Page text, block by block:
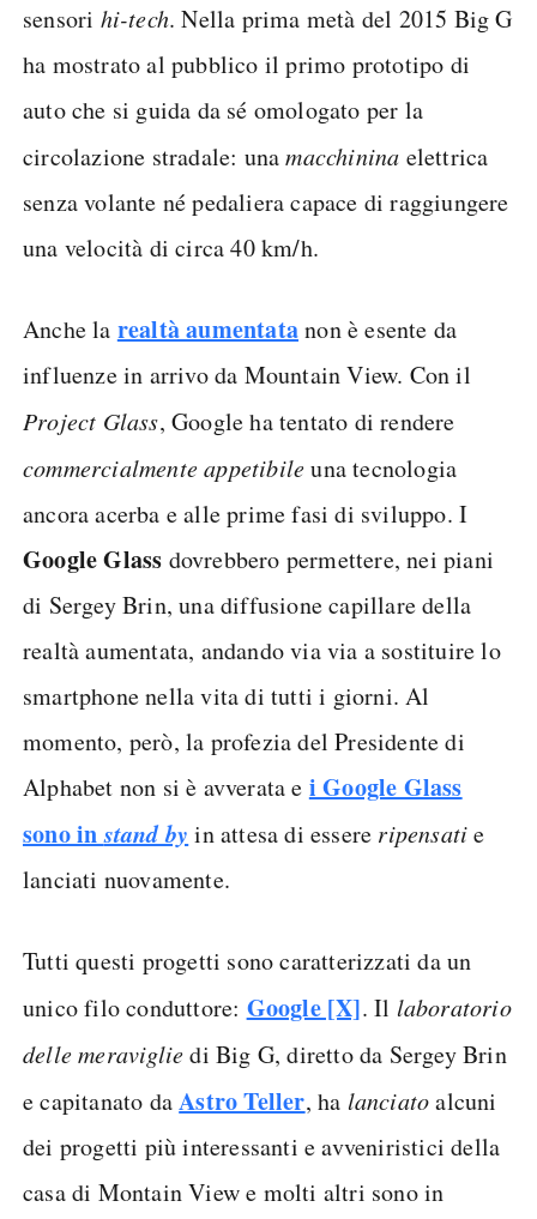
sensori hi-tech. Nella prima metà del 2015 Big G
ha mostrato al pubblico il primo prototipo di
auto che si guida da sé omologato per la
circolazione stradale: unamacchinina elettrica
senza volante né pedaliera capace di raggiungere
una velocità di circa 40 km/h.
Anche la realtà aumentatanon è esente da
influenze in arrivo da Mountain View. Con il
Project Glass, Google ha tentato di rendere
commercialmente appetibileuna tecnologia
ancora acerba e alle prime fasi di sviluppo. I
Google Glass dovrebbero permettere, nei piani
di Sergey Brin, una diffusione capillare della
realtà aumentata, andando via via a sostituire lo
smartphone nella vita di tutti i giorni. Al
momento, però, la profezia del Presidente di
Alphabet non si è avverata e i Google Glass
sono instand by in attesa di essere ripensatie
lanciati nuovamente.
Tutti questi progetti sono caratterizzati da un
unico filo conduttore: Google [X]. Il laboratorio
delle meravigliedi Big G, diretto da Sergey Brin
e capitanato daAstro Teller, ha lanciatoalcuni
dei progetti più interessanti e avveniristici della
casa di Montain View e molti altri sono in